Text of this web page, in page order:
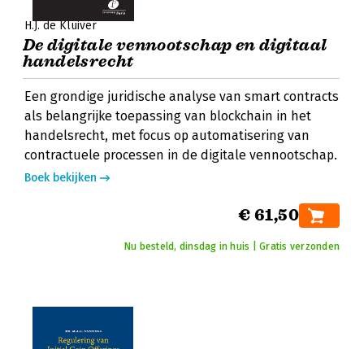
H.J. de Kluiver
De digitale vennootschap en digitaal
handelsrecht
Een grondige juridische analyse van smart contracts
als belangrijke toepassing van blockchain in het
handelsrecht, met focus op automatisering van
contractuele processen in de digitale vennootschap.
Boek bekijken
€ 61,50
Nu besteld, dinsdag in huis | Gratis verzonden